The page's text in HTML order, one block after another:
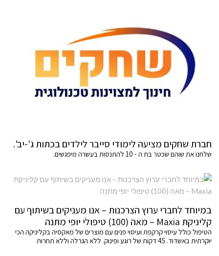
חברת שחקים מציעה לימודי סייבר לילדים בכתות ג'-יב'.
שלחנו את שוהם שכטר בת ה - 10 להתנסות בעשרה מיפגשים.
במיוחד לחברי ערוץ הצרכנות – אנו מעניקים בשיתוף עם
קליניקת Maxia – מאה (100) טיפולי יופי מתנה
הטיפול כולל עיסוי קרקפת ועיסוי פנים עם מוצרים של מאקסיה בקליניקה הכי
יוקרתית באשדוד. 45 דקות של רוגע ופינוק. ללא הגרלה וללא תחרות